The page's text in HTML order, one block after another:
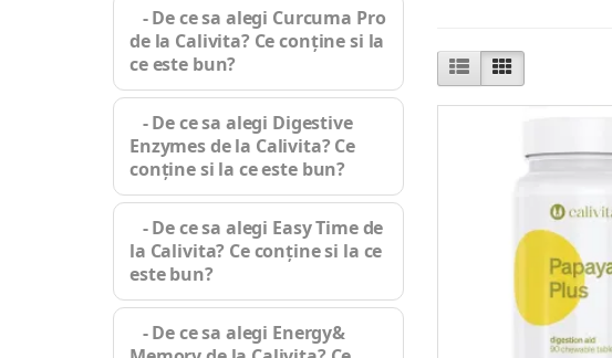
- De ce sa alegi Curcuma Pro
de la Calivita? Ce conține si la
ce este bun?
- De ce sa alegi Digestive
Enzymes de la Calivita? Ce
conține si la ce este bun?
- De ce sa alegi Easy Time de
la Calivita? Ce conține si la ce
este bun?
- De ce sa alegi Energy&